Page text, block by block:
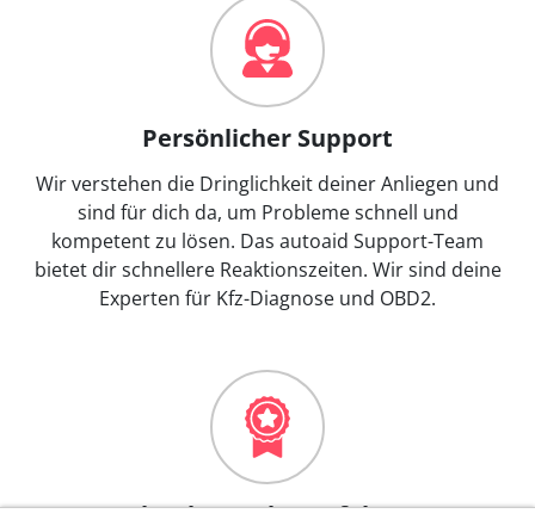
Persönlicher Support
Wir verstehen die Dringlichkeit deiner Anliegen und
sind für dich da, um Probleme schnell und
kompetent zu lösen. Das autoaid Support-Team
bietet dir schnellere Reaktionszeiten. Wir sind deine
Experten für Kfz-Diagnose und OBD2.
Mehr als 10 Jahre Erfahrung